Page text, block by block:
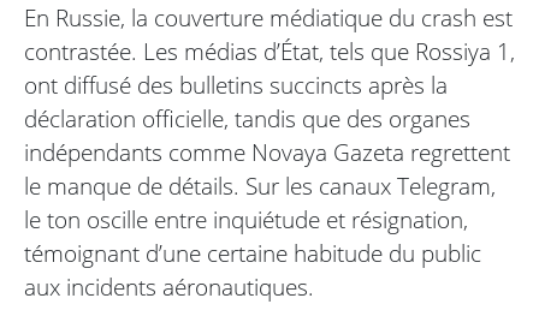
En Russie, la couverture médiatique du crash est
contrastée. Les médias d’État, tels que Rossiya 1,
ont diffusé des bulletins succincts après la
déclaration officielle, tandis que des organes
indépendants comme Novaya Gazeta regrettent
le manque de détails. Sur les canaux Telegram,
le ton oscille entre inquiétude et résignation,
témoignant d’une certaine habitude du public
aux incidents aéronautiques.